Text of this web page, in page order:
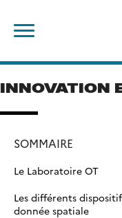
content
INNOVATION
SOMMAIRE
Le Laboratoire OT
Les différents
donnée spatiale